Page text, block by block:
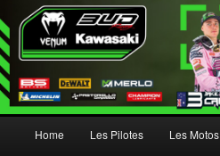
Aller au contenu principal
Aller au contenu secondaire
Home Les Pilotes Les Motos